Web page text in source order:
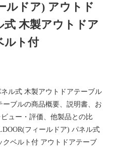
ルドア) アウトド
木製アウトドア
ルト付
ル式 木製アウトドアテーブル
ブルの商品概要、説明書、お
ュー・評価、他製品との比
フィールドア) パネル式
ベルト付 アウトドアテーブ